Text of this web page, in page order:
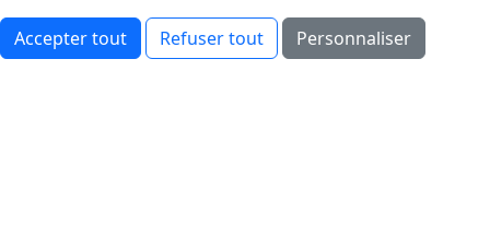
Accepter tout Refuser tout Personnaliser